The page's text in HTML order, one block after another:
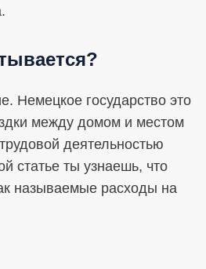
Немецкое государство это
между домом и местом
деятельностью
статье ты узнаешь, что
называемые расходы на